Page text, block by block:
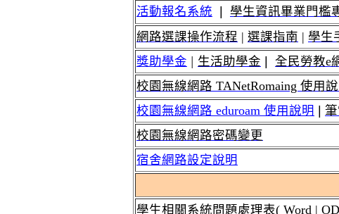
活動報名系統 | 學生資訊畢業門檻
網路選課操作流程 | 選課指南 | 學生
獎助學金 | 生活助學金 | 全民勞教e
校園無線網路 TANetRomaing 使用
校園無線網路 eduroam 使用說明 |
校園無線網路密碼變更
宿舍網路設定說明
學生相關系統問題處理表( Word |